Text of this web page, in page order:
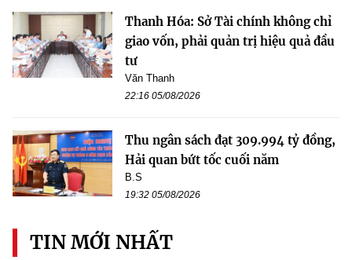
Thanh Hóa: Sở Tài chính không chỉ
giao vốn, phải quản trị hiệu quả đầu
tư
Văn Thanh
22:16 05/08/2026
Thu ngân sách đạt 309.994 tỷ đồng,
Hải quan bứt tốc cuối năm
B.S
19:32 05/08/2026
TIN MỚI NHẤT